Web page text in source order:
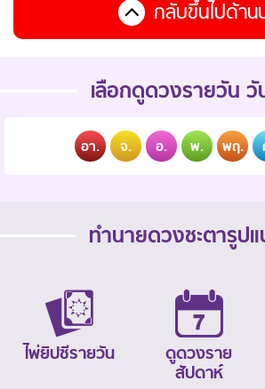
กลับขึ้นไปด้าน
เลือกดูดวงรายวัน วั
อา. จ. อ. พ. พฤ.
ทำนายดวงชะตารูป
ไพ่ยิปซีรายวัน
ดูดวงราย
สัปดาห์